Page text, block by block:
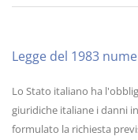
Legge del 1983
Lo Stato italiano ha
giuridiche italiane i danni
formulato la richiesta